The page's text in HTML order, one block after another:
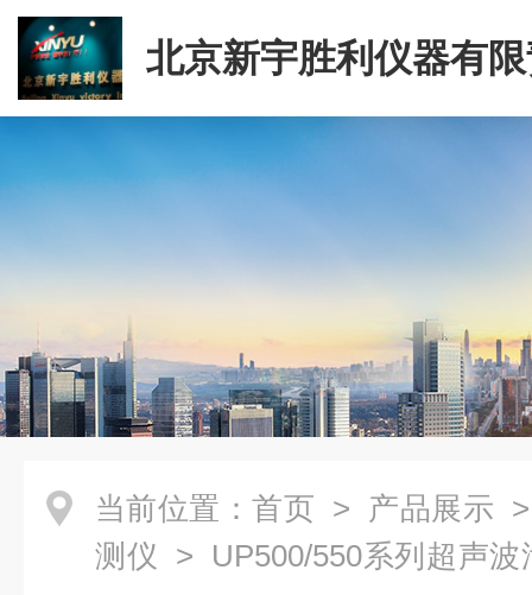
北京新宇胜利仪器有
司
当前位置： 首页 > 产品展示
测仪 > UP500/550系列超声